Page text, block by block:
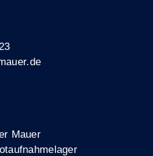
Mauer